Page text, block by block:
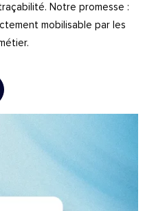
Notre promesse :
mobilisable par les